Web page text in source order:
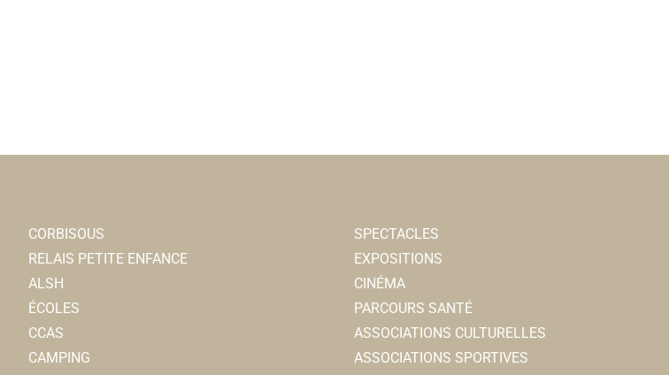
CORBISOUS
RELAIS PETITE ENFANCE
ALSH
ÉCOLES
CCAS
CAMPING
SPECTACLES
EXPOSITIONS
CINÉMA
PARCOURS SANTÉ
ASSOCIATIONS CULTURELLES
ASSOCIATIONS SPORTIVES